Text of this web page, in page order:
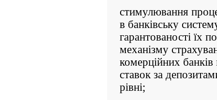
стимулювання
в банківську
гарантованості їх
механізму
комерційних
ставок за
рівні;